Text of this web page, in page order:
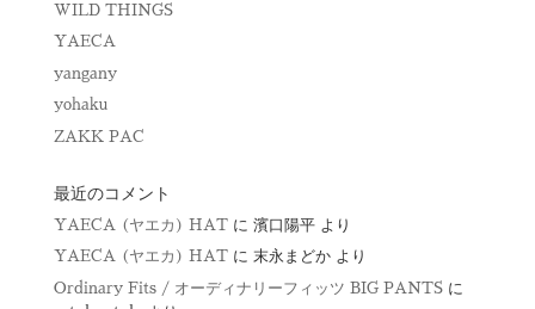
WILD THINGS
YAECA
yangany
yohaku
ZAKK PAC
最近のコメント
YAECA (ヤエカ) HATに 濱口陽平より
YAECA (ヤエカ) HATに 末永まどかより
Ordinary Fits / オーディナリーフィッツ BIG PANTSに